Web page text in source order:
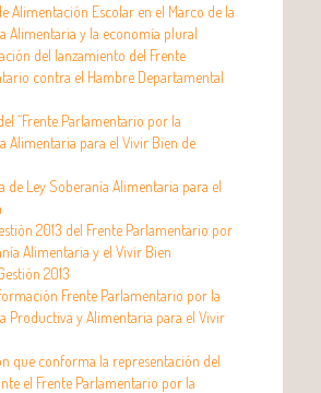
Alimentación Escolar en el Marco de la
Alimentaria y la economía plural
del lanzamiento del Frente
contra el Hambre Departamental
“Frente Parlamentario por la
Alimentaria para el Vivir Bien de
de Ley Soberanía Alimentaria para el
2013 del Frente Parlamentario por
Alimentaria y el Vivir Bien
2013
Frente Parlamentario por la
Productiva y Alimentaria para el Vivir
que conforma la representación del
el Frente Parlamentario por la